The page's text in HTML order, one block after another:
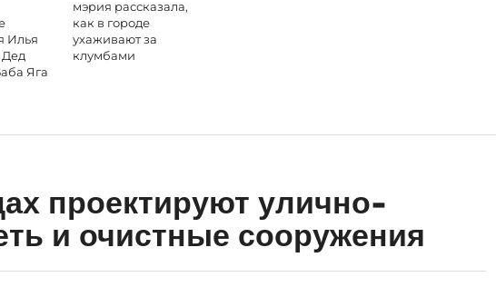
Илья
Яга
мэрия рассказала,
как в городе
ухаживают за
клумбами
проектируют улично-
и очистные сооружения